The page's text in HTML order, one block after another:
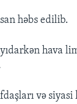
həbs edilib.
hava
və